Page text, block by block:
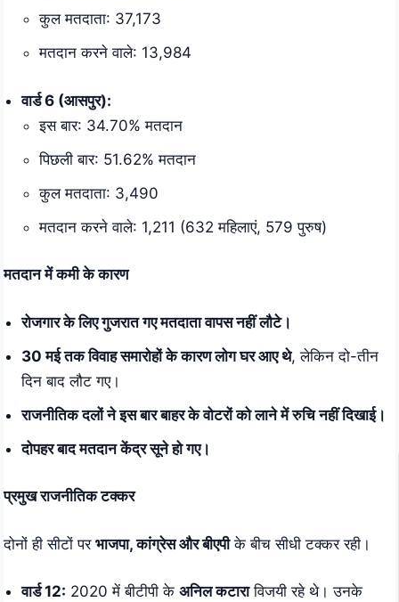
कुल मतदाता: 37,173
मतदान करने वाले: 13,984
वार्ड 6 (आसपुर):
इस बार: 34.70% मतदान
पिछली बार: 51.62% मतदान
कुल मतदाता: 3,490
मतदान करने वाले: 1,211 (632 महिलाएं, 579 पुरुष)
मतदान में कमी के कारण
रोजगार के लिए गुजरात गए मतदाता वापस नहीं लौटे।
30 मई तक विवाह समारोहों के कारण लोग घर आए थे, लेकिन दो-तीन
दिन बाद लौट गए।
राजनीतिक दलों ने इस बार बाहर के वोटरों को लाने में रुचि नहीं दिखाई।
दोपहर बाद मतदान केंद्र सूने हो गए।
प्रमुख राजनीतिक टक्कर
दोनों ही सीटों पर भाजपा, कांग्रेस और बीएपीके बीच सीधी टक्कर रही।
वार्ड 12: 2020 में बीटीपी के अनिल कटाराविजयी रहे थे। उनके